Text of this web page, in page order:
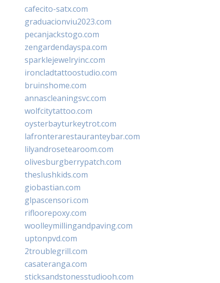
cafecito-satx.com
graduacionviu2023.com
pecanjackstogo.com
zengardendayspa.com
sparklejewelryinc.com
ironcladtattoostudio.com
bruinshome.com
annascleaningsvc.com
wolfcitytattoo.com
oysterbayturkeytrot.com
lafronterarestauranteybar.com
lilyandrosetearoom.com
olivesburgberrypatch.com
theslushkids.com
giobastian.com
glpascensori.com
rifloorepoxy.com
woolleymillingandpaving.com
uptonpvd.com
2troublegrill.com
casateranga.com
sticksandstonesstudiooh.com